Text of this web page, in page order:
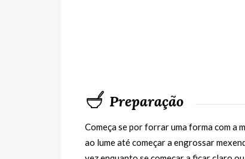
Preparação
Começa se por forrar uma forma com a
ao lume até começar a engrossar